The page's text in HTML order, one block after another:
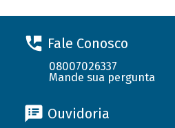
Fale Conosco
08007026337
Mande sua pergunta
Ouvidoria